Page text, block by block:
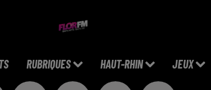
RUBRIQUES HAUT-RHIN JEUX